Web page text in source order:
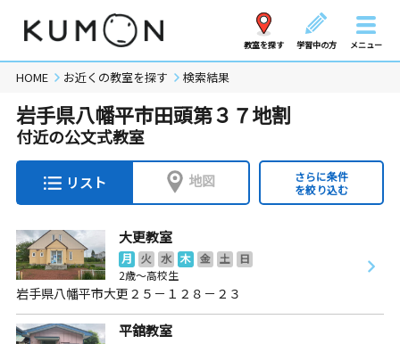
教室を探す 学習中の方 メニュー
HOME お近くの教室を探す 検索結果
岩手県八幡平市田頭第３７地割
付近の公文式教室
リスト 地図
さらに条件
を絞り込む
大更教室
月 火 水 木 金 土
日
2歳～高校生
岩手県八幡平市大更２５－１２８－２３
平舘教室